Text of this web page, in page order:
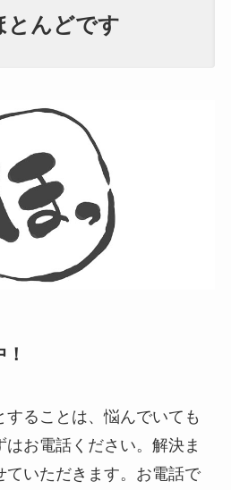
とんどです
ることは、悩んでいても
お電話ください。解決ま
ていただきます。お電話で